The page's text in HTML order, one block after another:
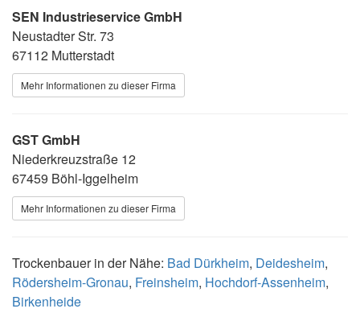
SEN Industrieservice GmbH
Neustadter Str. 73
67112 Mutterstadt
Mehr Informationen zu dieser Firma
GST GmbH
Niederkreuzstraße 12
67459 Böhl-Iggelheim
Mehr Informationen zu dieser Firma
Trockenbauer in der Nähe: Bad Dürkheim, Deidesheim,
Rödersheim-Gronau, Freinsheim, Hochdorf-Assenheim,
Birkenheide